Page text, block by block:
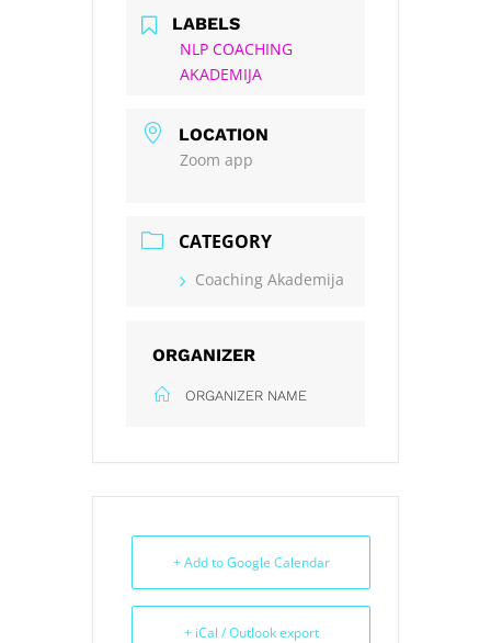
LABELS
NLP COACHING
AKADEMIJA
LOCATION
Zoom app
CATEGORY
Coaching Akademija
ORGANIZER
ORGANIZER NAME
+ Add to Google Calendar
+ iCal / Outlook export